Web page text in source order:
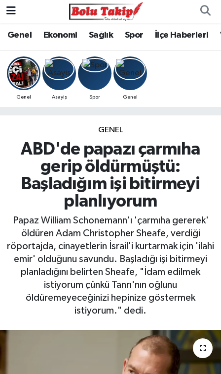
Genel Ekonomi Sağlık Spor İlçe Haberleri
Genel Asayiş Spor Genel
GENEL
ABD'de papazı çarmıha
gerip öldürmüştü:
Başladığım işi bitirmeyi
planlıyorum
Papaz William Schonemann'ı 'çarmıha gererek'
öldüren Adam Christopher Sheafe, verdiği
röportajda, cinayetlerin İsrail'i kurtarmak için 'ilahi
emir' olduğunu savundu. Başladığı işi bitirmeyi
planladığını belirten Sheafe, "İdam edilmek
istiyorum çünkü Tanrı'nın oğlunu
öldüremeyeceğinizi hepinize göstermek
istiyorum." dedi.